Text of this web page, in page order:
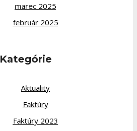
marec 2025
február 2025
Kategórie
Aktuality
Faktúry
Faktúry 2023